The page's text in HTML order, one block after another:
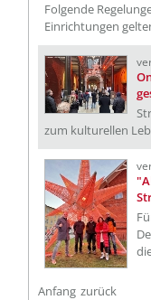
Folgende
Einrichtungen
zum kulturellen
Anfang zurück